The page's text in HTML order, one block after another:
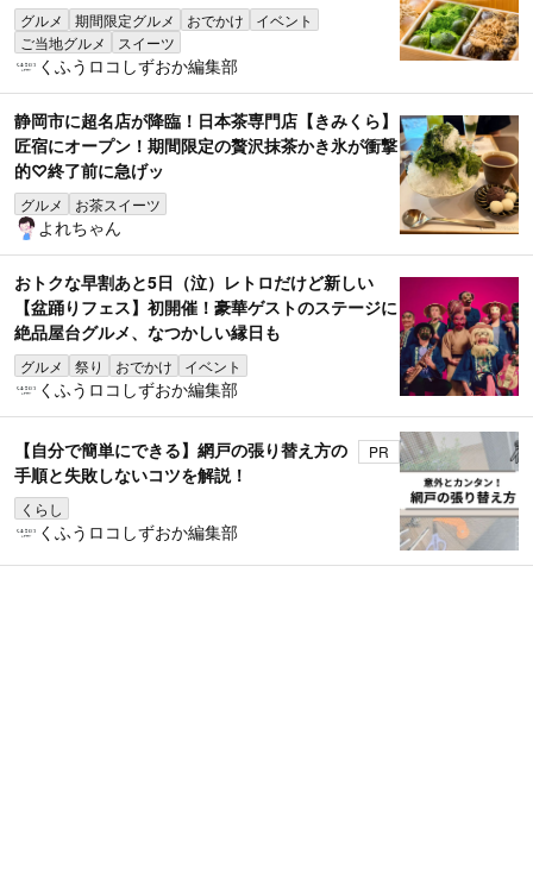
グルメ 期間限定グルメ おでかけ
イベント
ご当地グルメ
スイーツ
くふうロコしずおか編集部
静岡市に超名店が降臨！日本茶専門店【きみくら】
匠宿にオープン！期間限定の贅沢抹茶かき氷が衝撃
的♡終了前に急げッ
グルメ お茶スイーツ
よれちゃん
おトクな早割あと5日（泣）レトロだけど新しい
【盆踊りフェス】初開催！豪華ゲストのステージに
絶品屋台グルメ、なつかしい縁日も
グルメ 祭り おでかけ イベント
くふうロコしずおか編集部
【自分で簡単にできる】網戸の張り替え方の
手順と失敗しないコツを解説！
くらし
PR
くふうロコしずおか編集部